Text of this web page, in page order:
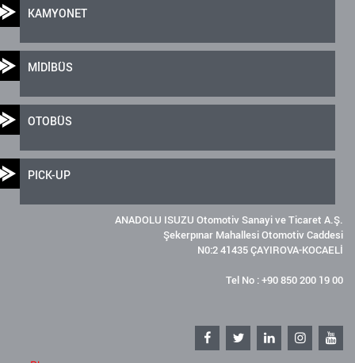
KAMYONET
MİDİBÜS
OTOBÜS
PICK-UP
ANADOLU ISUZU Otomotiv Sanayi ve Ticaret A.Ş.
Şekerpınar Mahallesi Otomotiv Caddesi
N0:2 41435 ÇAYIROVA-KOCAELİ
Tel No : +90 850 200 19 00